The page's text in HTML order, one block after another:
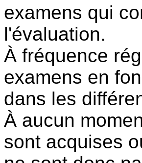
examens qui
l'évaluation.
À fréquence
examens en
dans les
À aucun
sont acquises